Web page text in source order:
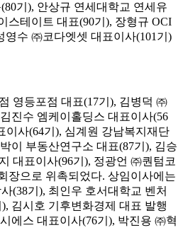
기), 안상규 연세대학교 연세유
스테이트 대표(90기), 장형규 OCI
영수 ㈜코다엣셋 대표이사(101기)
영등포점 대표(17기), 김병덕 ㈜
진수 엠케이홀딩스 대표이사(56
이사(64기), 심계원 강남복지재단
이 부동산연구소 대표(87기), 김승
대표이사(96기), 정광언 ㈜퀀텀코
장으로 위촉되었다. 상임이사에는
(38기), 최인우 호서대학교 벤처
김시호 기후변화경제 대표 발행
에스 대표이사(76기), 박진용 ㈜혁